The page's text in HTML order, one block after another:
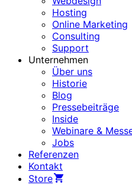
Hosting
Online Marketing
Consulting
Support
Unternehmen
Über uns
Historie
Blog
Pressebeiträge
Inside
Webinare &
Jobs
Referenzen
Kontakt
Store